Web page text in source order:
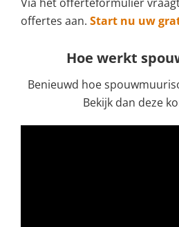
offertes aan. Start nu uw
Hoe werkt
Benieuwd hoe
Bekijk dan deze